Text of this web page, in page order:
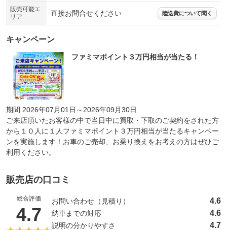
販売可能エ
リア
直接お問合せください 陸送費について聞く
キャンペーン
ファミマポイント３万円相当が当たる！
期間 2026年07月01日～2026年09月30日
ご来店頂いたお客様の中で当日中に買取・下取のご契約をされた方
から１０人に１人ファミマポイント３万円相当が当たるキャンペー
ンを実施します！お車のご売却、お乗り換えをお考えの方はぜひご
利用ください。
販売店の口コミ
総合評価
4.7 （5点満点中）
お問い合わせ（見積り） 4.6
納車までの対応 4.6
説明の分かりやすさ 4.7